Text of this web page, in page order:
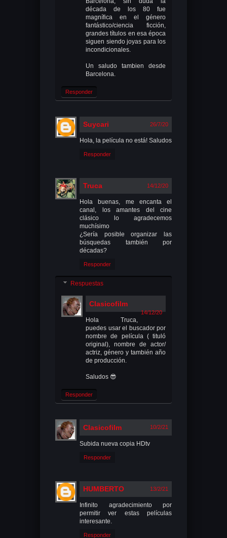
década de los 80 fue
magnífica en el género
fantástico/ciencia ficción,
grandes títulos en esa época
siguen siendo joyas para los
incondicionales.
Un saludo tambien desde
Barcelona.
Responder
Suycari 26/7/20
Hola, la película no está! Saludos
Responder
Truca 14/12/20
Hola buenas, me encanta el
canal, los amantes del cine
clásico lo agradecemos
muchísimo
¿Sería posible organizar las
búsquedas también por
décadas?
Responder
Respuestas
Clasicofilm
14/12/20
Hola Truca,
puedes usar el buscador por
nombre de película ( tituló
original), nombre de actor/
actriz, género y también año
de producción.
Saludos 😎
Responder
Clasicofilm 10/2/21
Subida nueva copia HDtv
Responder
HUMBERTO 13/2/21
Infinito agradecimiento por
permitir ver estas películas
interesante.
Responder